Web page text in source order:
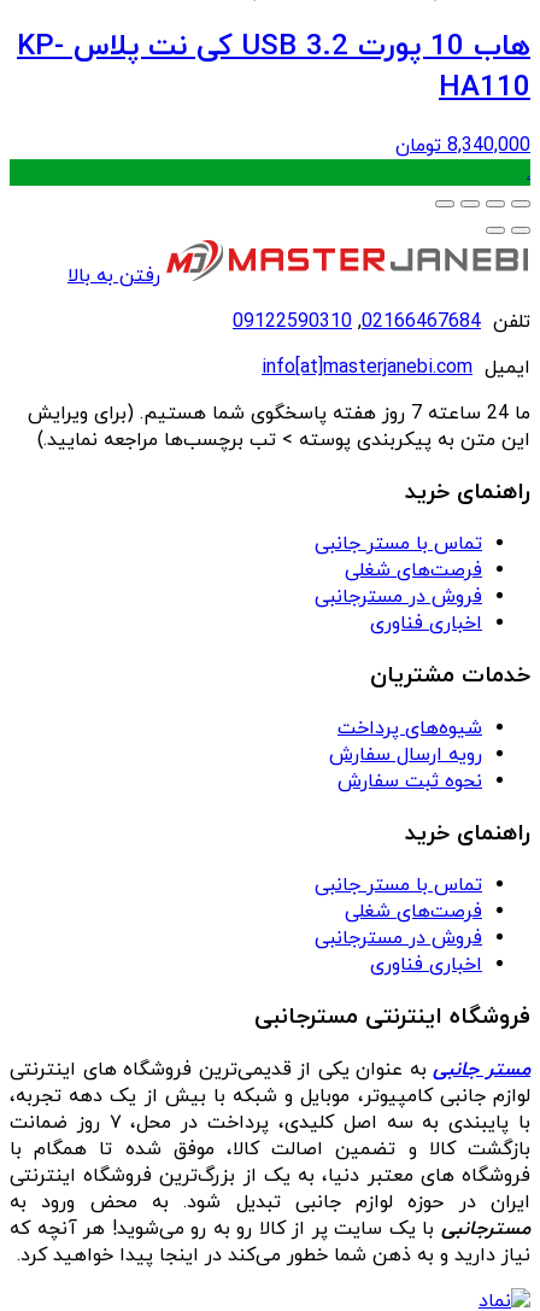
هاب 10 پورت USB 3.2 کی نت پلاس KP-
HA110
8,340,000 تومان
.
رفتن به بالا
تلفن 02166467684
,
09122590310
ایمیل info[at]masterjanebi.com
ما 24 ساعته 7 روز هفته پاسخگوی شما هستیم. (برای ویرایش
این متن به پیکربندی پوسته > تب برچسب‌ها مراجعه نمایید.)
راهنمای خرید
تماس با مستر جانبی
فرصت‌های شغلی
فروش در مسترجانبی
اخباری فناوری
خدمات مشتریان
شیوه‌های پرداخت
رویه ارسال سفارش
نحوه ثبت سفارش
راهنمای خرید
تماس با مستر جانبی
فرصت‌های شغلی
فروش در مسترجانبی
اخباری فناوری
فروشگاه اینترنتی مسترجانبی
مستر جانبیبه عنوان یکی از قدیمی‌ترین فروشگاه های اینترنتی
لوازم جانبی کامپیوتر، موبایل و شبکه با بیش از یک دهه تجربه،
با پایبندی به سه اصل کلیدی، پرداخت در محل، ۷ روز ضمانت
بازگشت کالا و تضمین اصالت کالا، موفق شده تا همگام با
فروشگاه‌ های معتبر دنیا، به یک از بزرگ‌ترین فروشگاه اینترنتی
ایران در حوزه لوازم جانبی تبدیل شود. به محض ورود به
مسترجانبی با یک سایت پر از کالا رو به رو می‌شوید! هر آنچه که
نیاز دارید و به ذهن شما خطور می‌کند در اینجا پیدا خواهید کرد.